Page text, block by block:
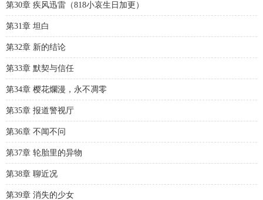
第30章 疾风迅雷（818小哀生日加更）
第31章 坦白
第32章 新的结论
第33章 默契与信任
第34章 樱花爛漫，永不凋零
第35章 报道警视厅
第36章 不闻不问
第37章 轮胎里的异物
第38章 聊近况
第39章 消失的少女